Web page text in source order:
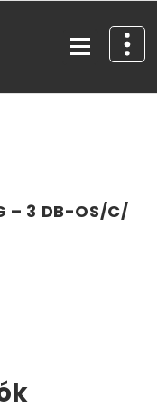
– 3 DB-OS/C/